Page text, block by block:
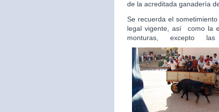
de la acreditada ganadería
Se recuerda el
legal vigente, así como la
monturas, excepto